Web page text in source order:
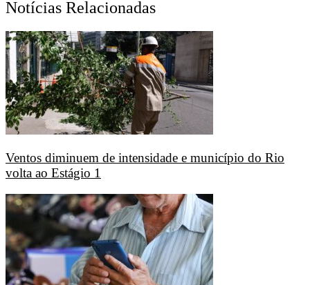
Notícias Relacionadas
Ventos diminuem de intensidade e município do Rio
volta ao Estágio 1